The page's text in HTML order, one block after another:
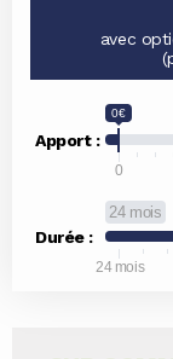
Apport :
0€
0
Durée :
24 mois
24 mois
avec